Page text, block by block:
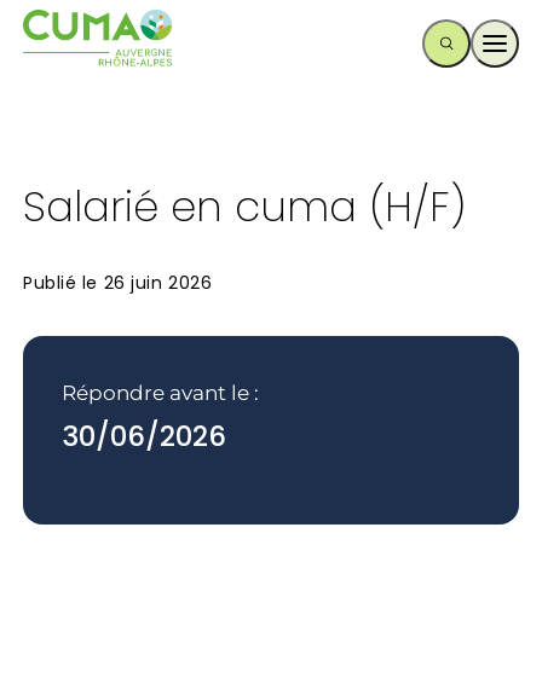
Salarié en cuma (H/F)
Publié le 26 juin 2026
Répondre avant le :
30/06/2026